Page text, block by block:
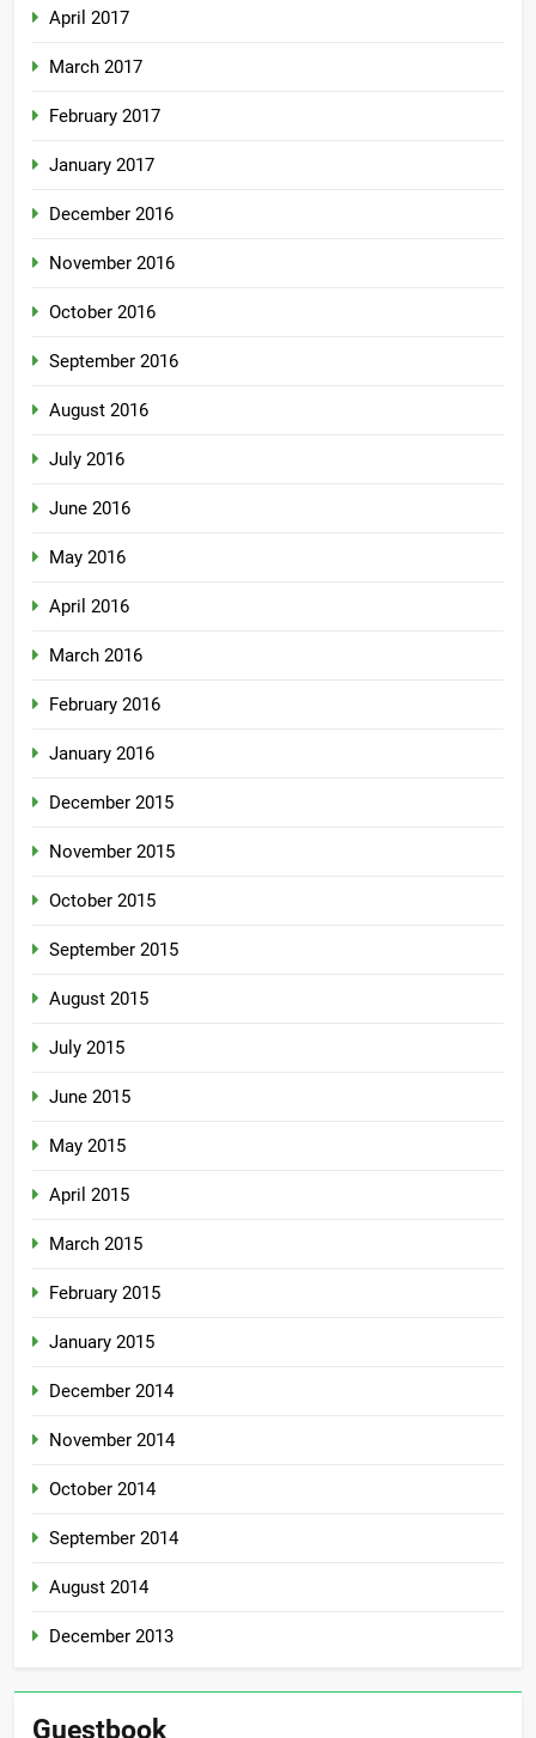
April 2017
March 2017
February 2017
January 2017
December 2016
November 2016
October 2016
September 2016
August 2016
July 2016
June 2016
May 2016
April 2016
March 2016
February 2016
January 2016
December 2015
November 2015
October 2015
September 2015
August 2015
July 2015
June 2015
May 2015
April 2015
March 2015
February 2015
January 2015
December 2014
November 2014
October 2014
September 2014
August 2014
December 2013
Guestbook